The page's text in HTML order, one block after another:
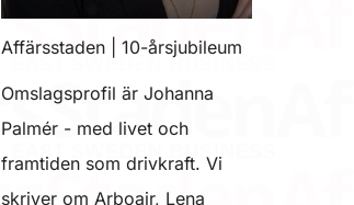
Affärsstaden | 10-årsjubileum
Omslagsprofil är Johanna
Palmér - med livet och
framtiden som drivkraft. Vi
skriver om Arboair, Lena